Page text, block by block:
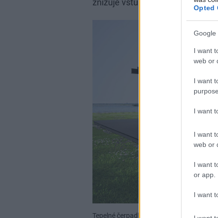
Opted
Google
I want
web or
I want
I want
I want
web or
I want
or app.
I want
znižuje vstupnú investíciu a
Tepelné čerpadlo dokáže zabezpečiť